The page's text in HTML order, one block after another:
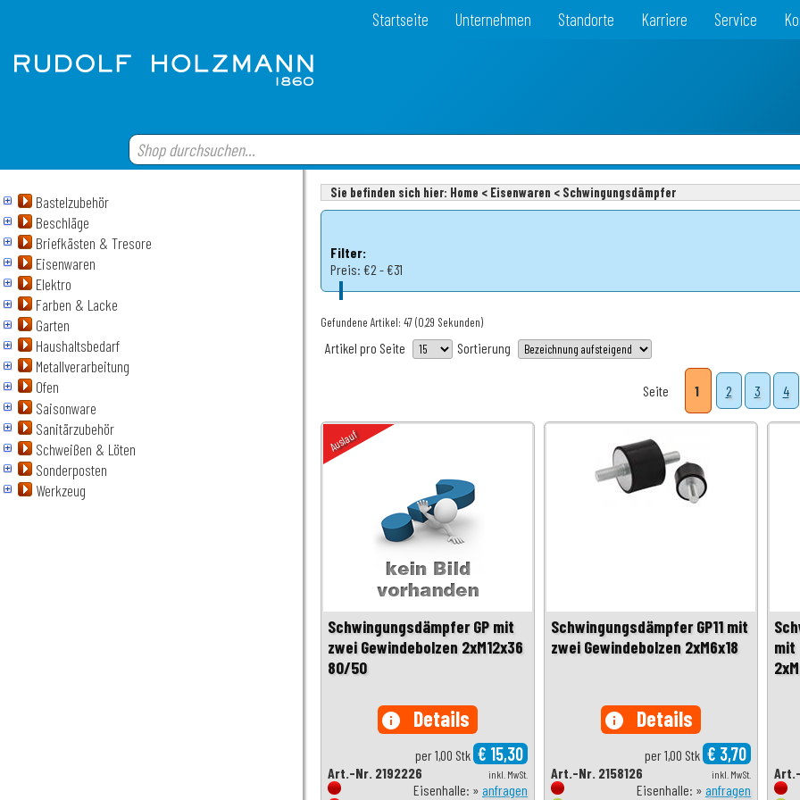
Startseite Unternehmen Standorte Karriere Service
Bastelzubehör
Beschläge
Briefkästen & Tresore
Eisenwaren
Elektro
Farben & Lacke
Garten
Haushaltsbedarf
Metallverarbeitung
Ofen
Saisonware
Sanitärzubehör
Schweißen & Löten
Sonderposten
Werkzeug
Sie befinden sich hier: Home < Eisenwaren < Schwingungsdämpfer
Filter:
Preis: €2 - €31
Gefundene Artikel: 47(0,29 Sekunden)
Artikel pro Seite Sortierung
Seite 1 2 3 4
Auslauf
Schwingungsdämpfer GP mit
zwei Gewindebolzen 2xM12x36
80/50
info Details
per 1,00 Stk € 15,30
inkl. MwSt.
Art.-Nr. 2192226
Eisenhalle: » anfragen
Schwingungsdämpfer GP11 mit
zwei Gewindebolzen 2xM6x18
info Details
per 1,00 Stk € 3,70
inkl. MwSt.
Art.-Nr. 2158126
Eisenhalle: » anfragen
mit